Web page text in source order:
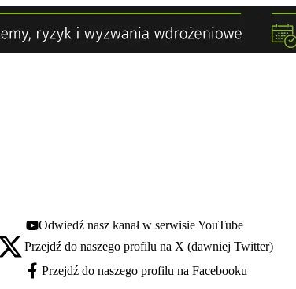
Youtube - otwiera się w nowej karcie
Odwiedź nasz kanał w serwisie YouTube
X - otwiera się w nowej karcie
Przejdź do naszego profilu na X (dawniej Twitter)
Facebook - otwiera się w nowej karcie
Przejdź do naszego profilu na Facebooku